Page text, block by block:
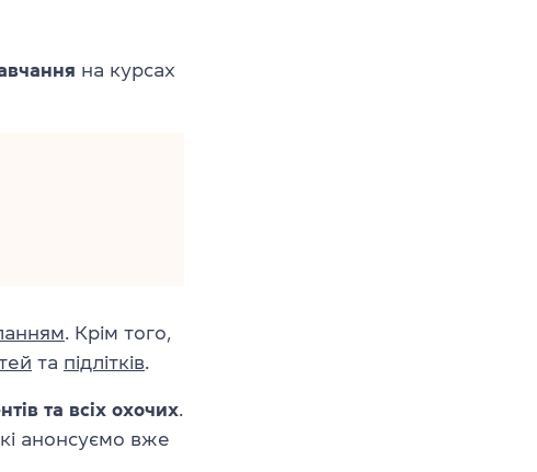
на курсах
. Крім того,
та підлітків.
та всіх охочих.
анонсуємо вже